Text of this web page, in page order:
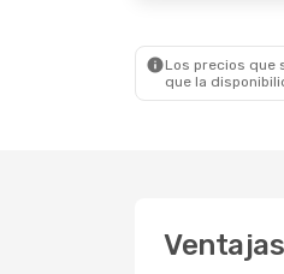
Los precios que
que la